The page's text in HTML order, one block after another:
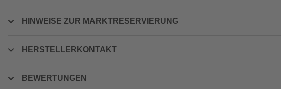
HINWEISE ZUR MARKTRESERVIERUNG
HERSTELLERKONTAKT
BEWERTUNGEN